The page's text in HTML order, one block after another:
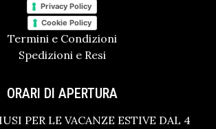
Privacy Policy
Cookie Policy
Termini e Condizioni
Spedizioni e Resi
ORARI DI APERTURA
PER LE VACANZE ESTIVE DAL 4